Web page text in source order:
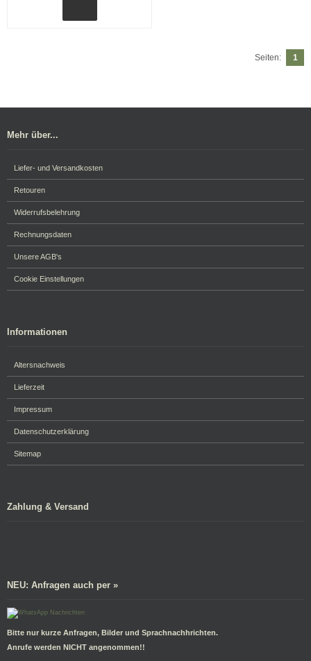
Seiten: 1
Mehr über...
Liefer- und Versandkosten
Retouren
Widerrufsbelehrung
Rechnungsdaten
Unsere AGB's
Cookie Einstellungen
Informationen
Altersnachweis
Lieferzeit
Impressum
Datenschutzerklärung
Sitemap
Zahlung & Versand
NEU: Anfragen auch per »
Bitte nur kurze Anfragen, Bilder und Sprachnachhrichten.
Anrufe werden NICHT angenommen!!